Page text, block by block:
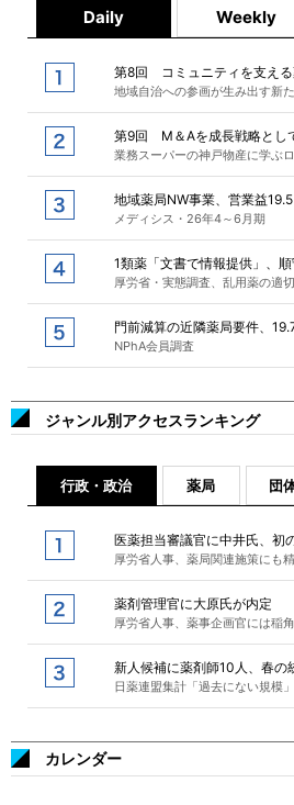
Daily Weekly
第8回 コミュニティを支え
地域自治への参画が生み出す新
第9回 M＆Aを成長戦略とし
業務スーパーの神戸物産に学ぶ
地域薬局NW事業、営業益
メディシス・26年4～6月期
1類薬「文書で情報提供」、
厚労省・実態調査、乱用薬の適
門前減算の近隣薬局要件、
NPhA会員調査
ジャンル別アクセスランキング
行政・政治 薬局 団
医薬担当審議官に中井氏、初
厚労省人事、薬局関連施策にも
薬剤管理官に大原氏が内定
厚労省人事、薬事企画官には稲
新人候補に薬剤師10人、春の
日薬連盟集計「過去にない規模」
カレンダー